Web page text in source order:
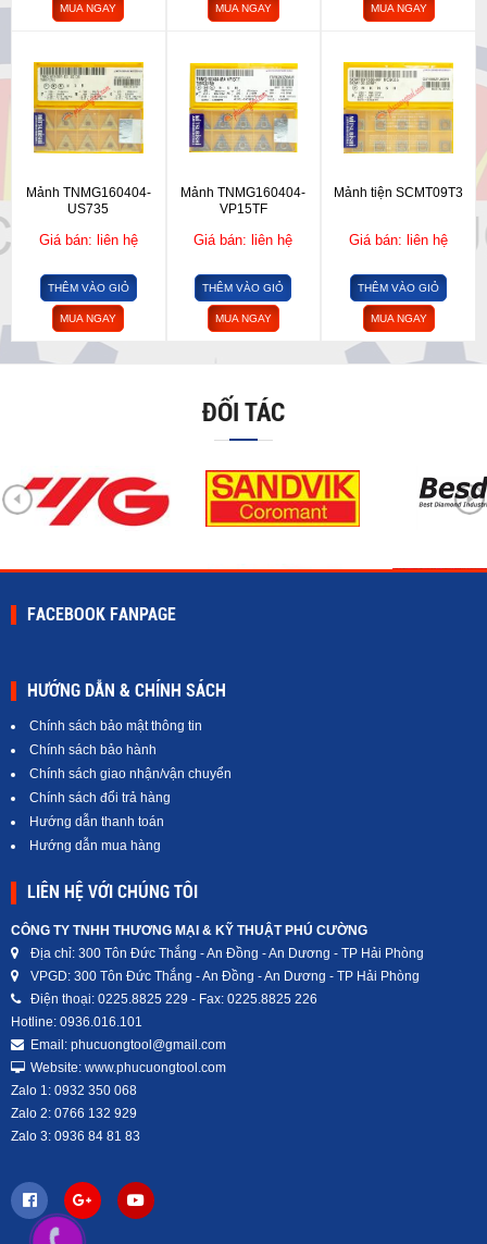
MUA NGAY MUA NGAY MUA NGAY
Mảnh TNMG160404-
US735
Giá bán: liên hệ
THÊM VÀO GIỎ
MUA NGAY
Mảnh TNMG160404-
VP15TF
Giá bán: liên hệ
THÊM VÀO GIỎ
MUA NGAY
Mảnh tiện SCMT09T3
Giá bán: liên hệ
THÊM VÀO GIỎ
MUA NGAY
ĐỐI TÁC
FACEBOOK FANPAGE
HƯỚNG DẪN & CHÍNH SÁCH
Chính sách bảo mật thông tin
Chính sách bảo hành
Chính sách giao nhận/vận chuyển
Chính sách đổi trả hàng
Hướng dẫn thanh toán
Hướng dẫn mua hàng
LIÊN HỆ VỚI CHÚNG TÔI
CÔNG TY TNHH THƯƠNG MẠI & KỸ THUẬT PHÚ CƯỜNG
Địa chỉ: 300 Tôn Đức Thắng - An Đồng - An Dương - TP Hải Phòng
VPGD: 300 Tôn Đức Thắng - An Đồng - An Dương - TP Hải Phòng
Điện thoại: 0225.8825 229 - Fax: 0225.8825 226
Hotline: 0936.016.101
Email: phucuongtool@gmail.com
Website: www.phucuongtool.com
Zalo 1: 0932 350 068
Zalo 2: 0766 132 929
Zalo 3: 0936 84 81 83